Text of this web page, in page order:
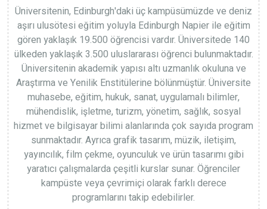
Üniversitenin, Edinburgh'daki üç kampüsümüzde ve deniz
aşırı ulusötesi eğitim yoluyla Edinburgh Napier ile eğitim
gören yaklaşık 19.500 öğrencisi vardır. Üniversitede 140
ülkeden yaklaşık 3.500 uluslararası öğrenci bulunmaktadır.
Üniversitenin akademik yapısı altı uzmanlık okuluna ve
Araştırma ve Yenilik Enstitülerine bölünmüştür. Üniversite
muhasebe, eğitim, hukuk, sanat, uygulamalı bilimler,
mühendislik, işletme, turizm, yönetim, sağlık, sosyal
hizmet ve bilgisayar bilimi alanlarında çok sayıda program
sunmaktadır. Ayrıca grafik tasarım, müzik, iletişim,
yayıncılık, film çekme, oyunculuk ve ürün tasarımı gibi
yaratıcı çalışmalarda çeşitli kurslar sunar. Öğrenciler
kampüste veya çevrimiçi olarak farklı derece
programlarını takip edebilirler.